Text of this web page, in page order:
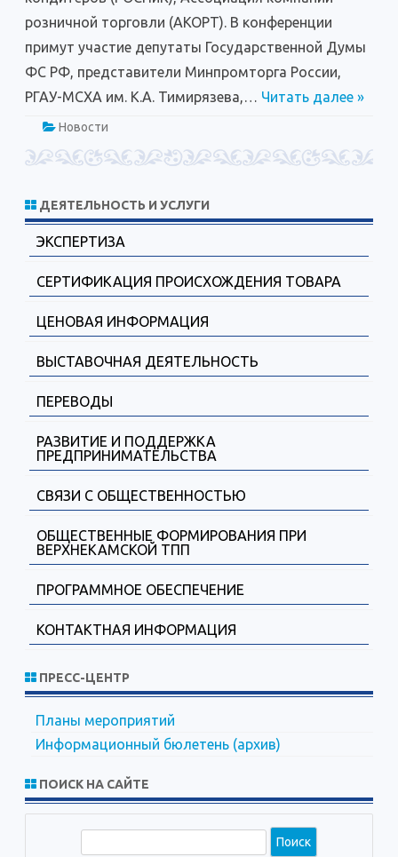
розничной торговли (АКОРТ). В конференции
примут участие депутаты Государственной Думы
ФС РФ, представители Минпромторга России,
РГАУ-МСХА им. К.А. Тимирязева,… Читать далее »
Новости
ДЕЯТЕЛЬНОСТЬ И УСЛУГИ
ЭКСПЕРТИЗА
СЕРТИФИКАЦИЯ ПРОИСХОЖДЕНИЯ ТОВАРА
ЦЕНОВАЯ ИНФОРМАЦИЯ
ВЫСТАВОЧНАЯ ДЕЯТЕЛЬНОСТЬ
ПЕРЕВОДЫ
РАЗВИТИЕ И ПОДДЕРЖКА
ПРЕДПРИНИМАТЕЛЬСТВА
СВЯЗИ С ОБЩЕСТВЕННОСТЬЮ
ОБЩЕСТВЕННЫЕ ФОРМИРОВАНИЯ ПРИ
ВЕРХНЕКАМСКОЙ ТПП
ПРОГРАММНОЕ ОБЕСПЕЧЕНИЕ
КОНТАКТНАЯ ИНФОРМАЦИЯ
ПРЕСС-ЦЕНТР
Планы мероприятий
Информационный бюлетень (архив)
ПОИСК НА САЙТЕ